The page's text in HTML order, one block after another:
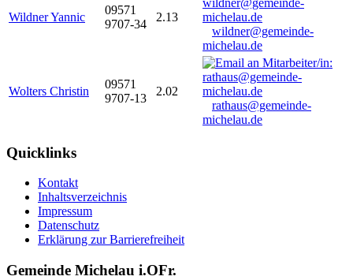
Wildner Yannic
09571
9707-34
2.13
wildner@gemeinde-
michelau.de
Wolters Christin
09571
9707-13
2.02
rathaus@gemeinde-
michelau.de
Quicklinks
Kontakt
Inhaltsverzeichnis
Impressum
Datenschutz
Erklärung zur Barrierefreiheit
Gemeinde Michelau i.OFr.